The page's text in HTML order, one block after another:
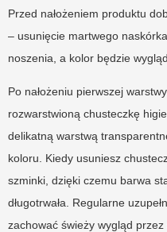
Przed nałożeniem produktu
– usunięcie martwego
noszenia, a kolor będzie
Po nałożeniu pierwszej
rozwarstwioną chusteczkę
delikatną warstwą
koloru. Kiedy usuniesz
szminki, dzięki czemu barwa
długotrwała. Regularne
zachować świeży wygląd przez